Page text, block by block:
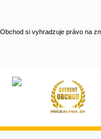
Obchod si vyhradzuje právo na